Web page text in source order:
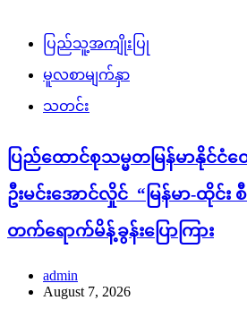
ပြည်သူ့အကျိုးပြု
မူလစာမျက်နှာ
သတင်း
ပြည်ထောင်စုသမ္မတမြန်မာနိုင်ငံ
ဦးမင်းအောင်လှိုင် “မြန်မာ-ထိုင်း
တက်ရောက်မိန့်ခွန်းပြောကြား
admin
August 7, 2026